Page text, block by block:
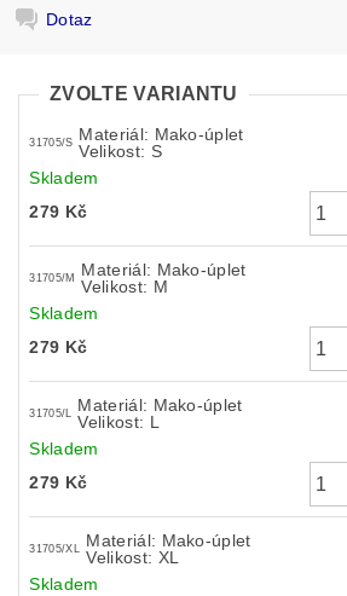
Dotaz
ZVOLTE VARIANTU
31705/S Materiál: Mako-úplet
Velikost: S
Skladem
279 Kč
31705/M
Materiál: Mako-úplet
Velikost: M
Skladem
279 Kč
31705/L Materiál: Mako-úplet
Velikost: L
Skladem
279 Kč
31705/XL
Materiál: Mako-úplet
Velikost: XL
Skladem